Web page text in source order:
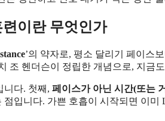
이란 무엇인가
’의 약자로, 평소 달리기 페이스
조 헨더슨이 정립한 개념으로, 지금
니다. 첫째, 페이스가 아닌 시간(또는
점입니다. 가쁜 호흡이 시작되면 이미